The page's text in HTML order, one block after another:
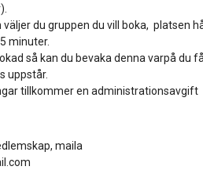
väljer du gruppen du vill boka, platsen
minuter.
så kan du bevaka denna varpå du
uppstår.
tillkommer en administrationsavgift
maila